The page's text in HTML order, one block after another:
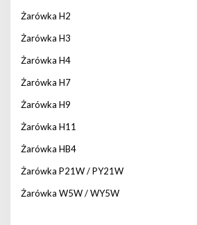
Żarówka H2
Żarówka H3
Żarówka H4
Żarówka H7
Żarówka H9
Żarówka H11
Żarówka HB4
Żarówka P21W / PY21W
Żarówka W5W / WY5W